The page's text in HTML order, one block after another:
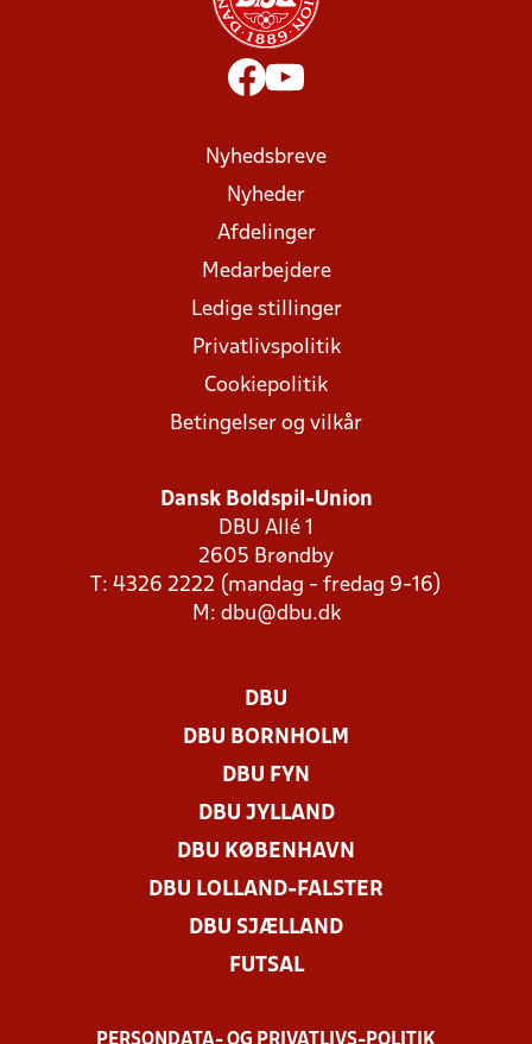
Nyhedsbreve
Nyheder
Afdelinger
Medarbejdere
Ledige stillinger
Privatlivspolitik
Cookiepolitik
Betingelser og vilkår
Dansk Boldspil-Union
DBU Allé 1
2605 Brøndby
T: 4326 2222 (mandag - fredag 9-16)
M: dbu@dbu.dk
DBU
DBU BORNHOLM
DBU FYN
DBU JYLLAND
DBU KØBENHAVN
DBU LOLLAND-FALSTER
DBU SJÆLLAND
FUTSAL